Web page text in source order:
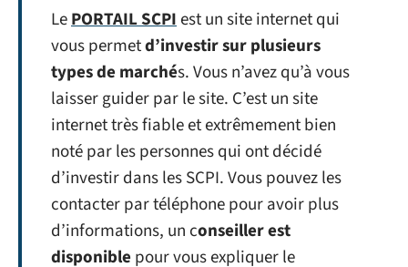
LePORTAIL SCPIest un site internet qui
vous permetd’investir sur plusieurs
types de marchés. Vous n’avez qu’à vous
laisser guider par le site. C’est un site
internet très fiable et extrêmement bien
noté par les personnes qui ont décidé
d’investir dans les SCPI. Vous pouvez les
contacter par téléphone pour avoir plus
d’informations, un conseiller est
disponible pour vous expliquer le